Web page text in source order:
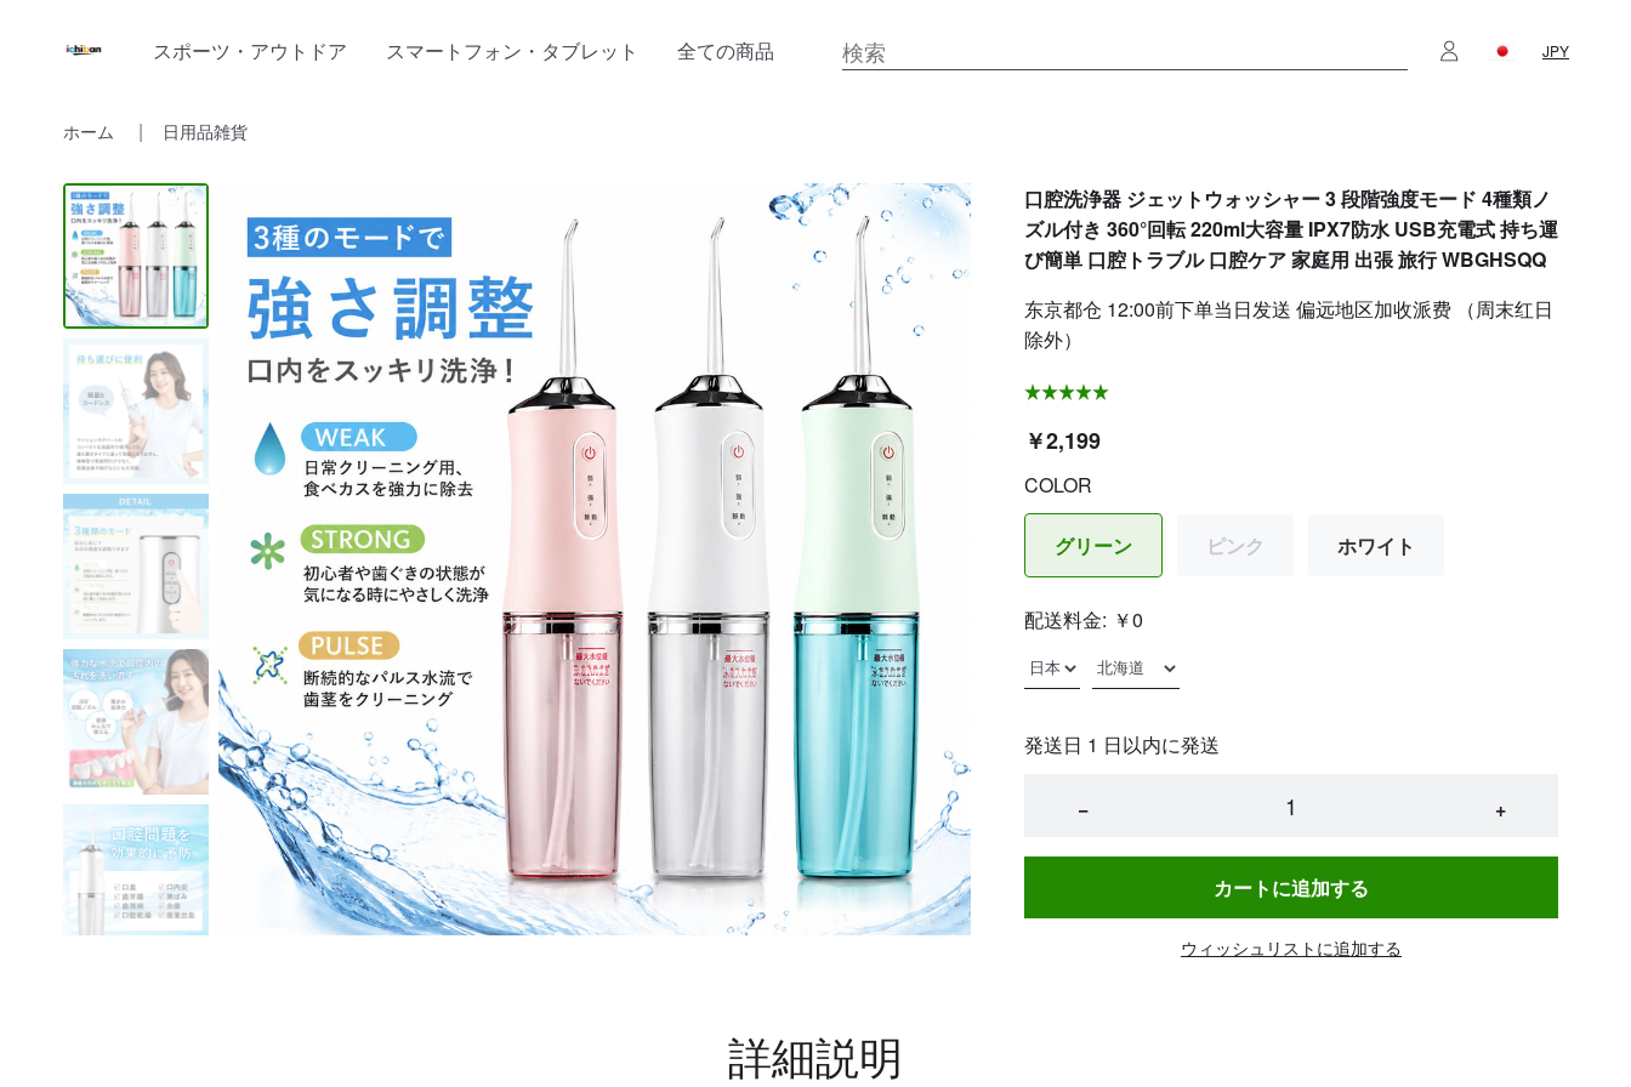
スポーツ・アウトドア スマートフォン・タブレット 全ての商品 JPY
ホーム 日用品雑貨
口腔洗浄器 ジェットウォッシャー 3 段階強度モード 4種類ノ
ズル付き 360°回転 220ml大容量 IPX7防水 USB充電式 持ち運
び簡単 口腔トラブル 口腔ケア 家庭用 出張 旅行 WBGHSQQ
东京都仓 12:00前下单当日发送 偏远地区加收派费 （周末红日
除外）
￥2,199
COLOR
グリーン ピンク ホワイト
配送料金: ￥0
発送日 1 日以内に発送
− +
カートに追加する
ウィッシュリストに追加する
詳細説明